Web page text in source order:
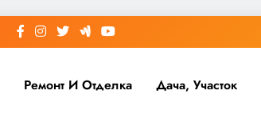
Ремонт И Отделка Дача, Участок